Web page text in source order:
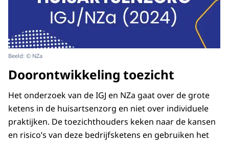
Beeld: © NZa
Doorontwikkeling toezicht
Het onderzoek van de IGJ en NZa gaat over de grote
ketens in de huisartsenzorg en niet over individuele
praktijken. De toezichthouders keken naar de kansen
en risico’s van deze bedrijfsketens en gebruiken het